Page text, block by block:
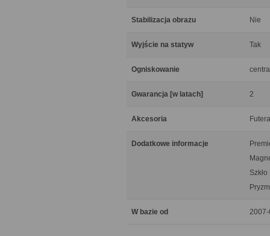
Stabilizacja obrazu Nie
Wyjście na statyw Tak
Ogniskowanie
Gwarancja [w latach] 2
Akcesoria
Dodatkowe informacje
W bazie od